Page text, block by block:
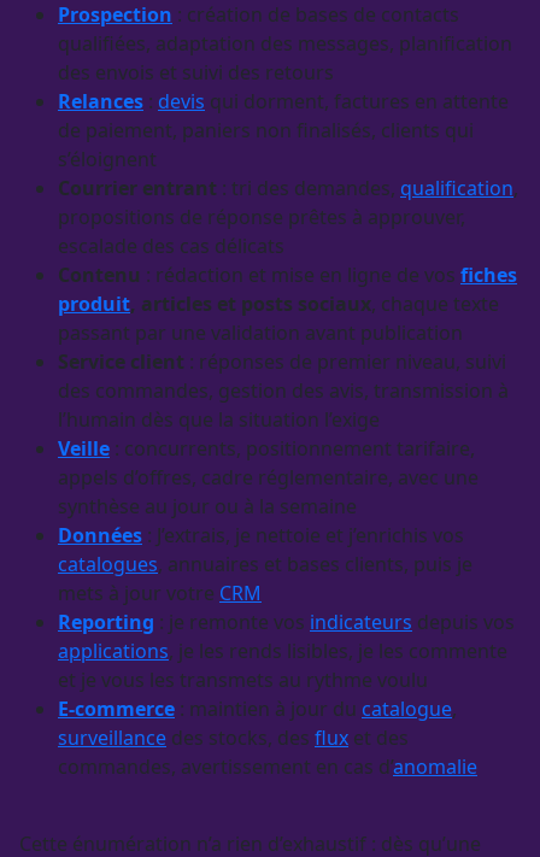
Prospection : création de bases de contacts
qualifiées, adaptation des messages, planification
des envois et suivi des retours
Relances : devis qui dorment, factures en attente
de paiement, paniers non finalisés, clients qui
s’éloignent
Courrier entrant : tri des demandes, qualification,
propositions de réponse prêtes à approuver,
escalade des cas délicats
Contenu : rédaction et mise en ligne de vos fiches
produit, articles et posts sociaux, chaque texte
passant par une validation avant publication
Service client : réponses de premier niveau, suivi
des commandes, gestion des avis, transmission à
l’humain dès que la situation l’exige
Veille : concurrents, positionnement tarifaire,
appels d’offres, cadre réglementaire, avec une
synthèse au jour ou à la semaine
Données : J’extrais, je nettoie et j’enrichis vos
catalogues, annuaires et bases clients, puis je
mets à jour votre CRM
Reporting : je remonte vos indicateurs depuis vos
applications, je les rends lisibles, je les commente
et je vous les transmets au rythme voulu
E-commerce : maintien à jour du catalogue,
surveillance des stocks, des flux et des
commandes, avertissement en cas d’anomalie
Cette énumération n’a rien d’exhaustif : dès qu’une